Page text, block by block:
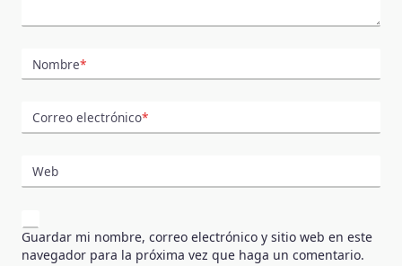
Nombre*
Correo electrónico*
Web
Guardar mi nombre, correo electrónico y sitio web en este
navegador para la próxima vez que haga un comentario.